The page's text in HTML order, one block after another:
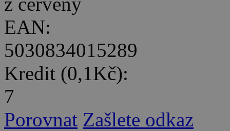
EAN:
5030834015289
Kredit (0,1Kč):
7
Porovnat Zašlete odkaz